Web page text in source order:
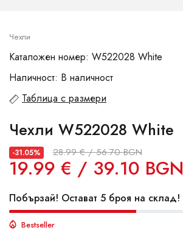
Чехли
Каталожен номер: W522028 White
Наличност: В наличност
Таблица с размери
Чехли W522028 White
-31.05% 28.99 € / 56.70 BGN
19.99 € / 39.10 BGN
Побързай! Остават 5 броя на склад!
Bestseller